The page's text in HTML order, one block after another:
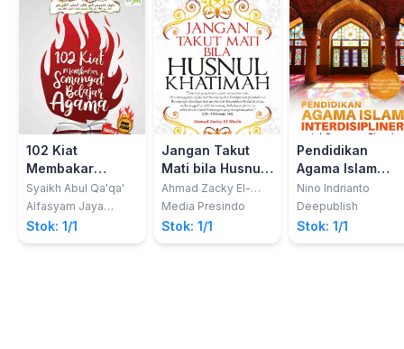
102 Kiat
Membakar
Semangat
Belajar Agama
Syaikh Abul Qa'qa'
Alfasyam Jaya
Mandiri
Stok: 1/1
Jangan Takut
Mati bila Husnul
Khatimah
Ahmad Zacky El-
Shafa
Media Presindo
Stok: 1/1
Pendidikan
Agama Islam
Interdisipliner
Untuk Perguruan
Tinggi
Nino Indrianto
Deepublish
Stok: 1/1